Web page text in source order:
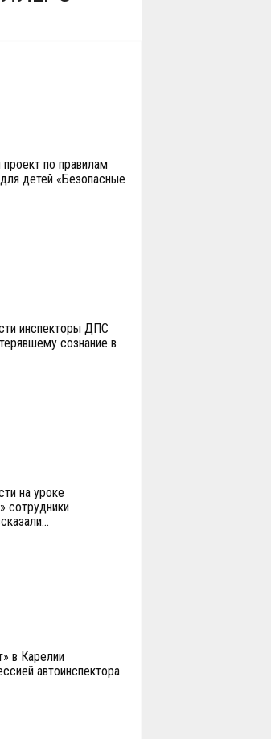
по правилам
детей «Безопасные
инспекторы ДПС
сознание в
на уроке
сотрудники
в Карелии
автоинспектора